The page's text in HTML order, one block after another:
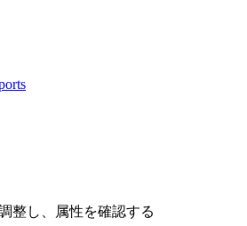
整し、属性を確認する